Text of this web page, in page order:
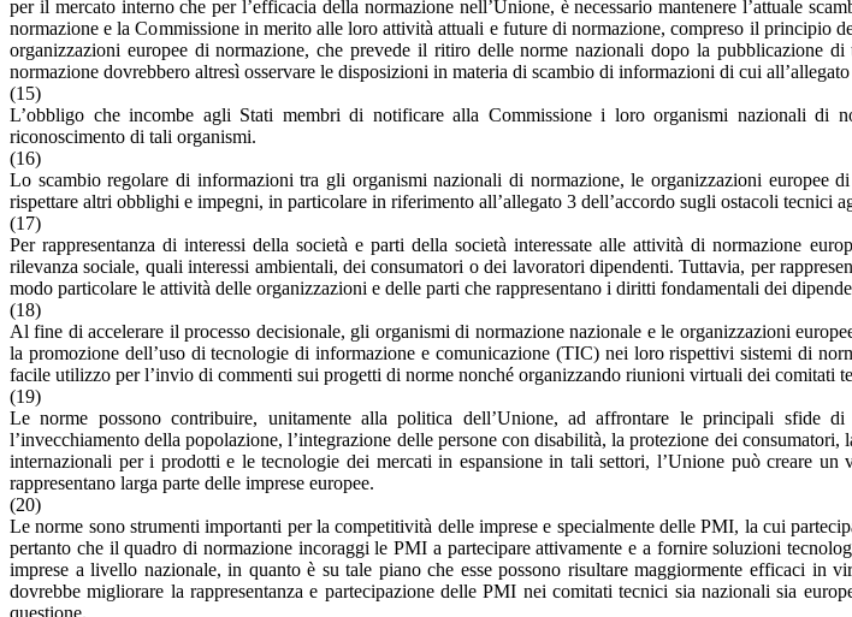
per il mercato interno che per l’efficacia della normazione nell’Unione, è necessario mantenere l’attuale
normazione e la Commissione in merito alle loro attività attuali e future di normazione, compreso il principio
organizzazioni europee di normazione, che prevede il ritiro delle norme nazionali dopo la pubblicazione
normazione dovrebbero altresì osservare le disposizioni in materia di scambio di informazioni di cui
(15)
L’obbligo che incombe agli Stati membri di notificare alla Commissione i loro organismi nazionali di
riconoscimento di tali organismi.
(16)
Lo scambio regolare di informazioni tra gli organismi nazionali di normazione, le organizzazioni europee
rispettare altri obblighi e impegni, in particolare in riferimento all’allegato 3 dell’accordo sugli ostacoli tecnici
(17)
Per rappresentanza di interessi della società e parti della società interessate alle attività di normazione
rilevanza sociale, quali interessi ambientali, dei consumatori o dei lavoratori dipendenti. Tuttavia, per
modo particolare le attività delle organizzazioni e delle parti che rappresentano i diritti fondamentali dei
(18)
Al fine di accelerare il processo decisionale, gli organismi di normazione nazionale e le organizzazioni
la promozione dell’uso di tecnologie di informazione e comunicazione (TIC) nei loro rispettivi sistemi di
facile utilizzo per l’invio di commenti sui progetti di norme nonché organizzando riunioni virtuali dei comitati
(19)
Le norme possono contribuire, unitamente alla politica dell’Unione, ad affrontare le principali sfide
l’invecchiamento della popolazione, l’integrazione delle persone con disabilità, la protezione dei
internazionali per i prodotti e le tecnologie dei mercati in espansione in tali settori, l’Unione può creare
rappresentano larga parte delle imprese europee.
(20)
Le norme sono strumenti importanti per la competitività delle imprese e specialmente delle PMI, la cui
pertanto che il quadro di normazione incoraggi le PMI a partecipare attivamente e a fornire soluzioni
imprese a livello nazionale, in quanto è su tale piano che esse possono risultare maggiormente efficaci in
dovrebbe migliorare la rappresentanza e partecipazione delle PMI nei comitati tecnici sia nazionali sia
questione.